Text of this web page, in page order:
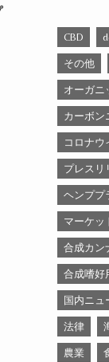
CBD
その他
オーガニ
カーボン
コロナウ
プレスリ
ヘンププ
マーケッ
合成カン
合成嗜好
国内ニュ
法律
農業